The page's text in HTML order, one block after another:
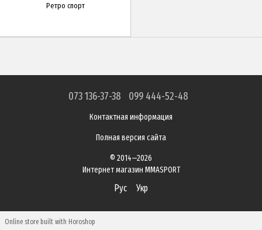
Ретро спорт
073 136-37-38 099 444-52-48
Контактная информация
Полная версия сайта
© 2014—2026
Интернет магазин MMASPORT
Рус Укр
Online store built with Horoshop